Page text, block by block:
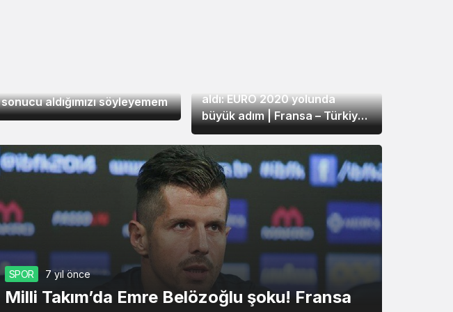
sonucu aldığımızı söyleyemem
aldı: EURO 2020 yolunda
büyük adım | Fransa – Türkiye:
1- 1
SPOR 7 yıl önce
Milli Takım’da Emre Belözoğlu şoku! Fransa